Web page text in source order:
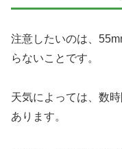
注意したいのは、
らないことです。
天気によっては、数
あります。